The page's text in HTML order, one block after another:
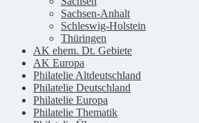
Sachsen-Anhalt
Schleswig-Holstein
Thüringen
AK ehem. Dt. Gebiete
AK Europa
Philatelie Altdeutschland
Philatelie Deutschland
Philatelie Europa
Philatelie Thematik